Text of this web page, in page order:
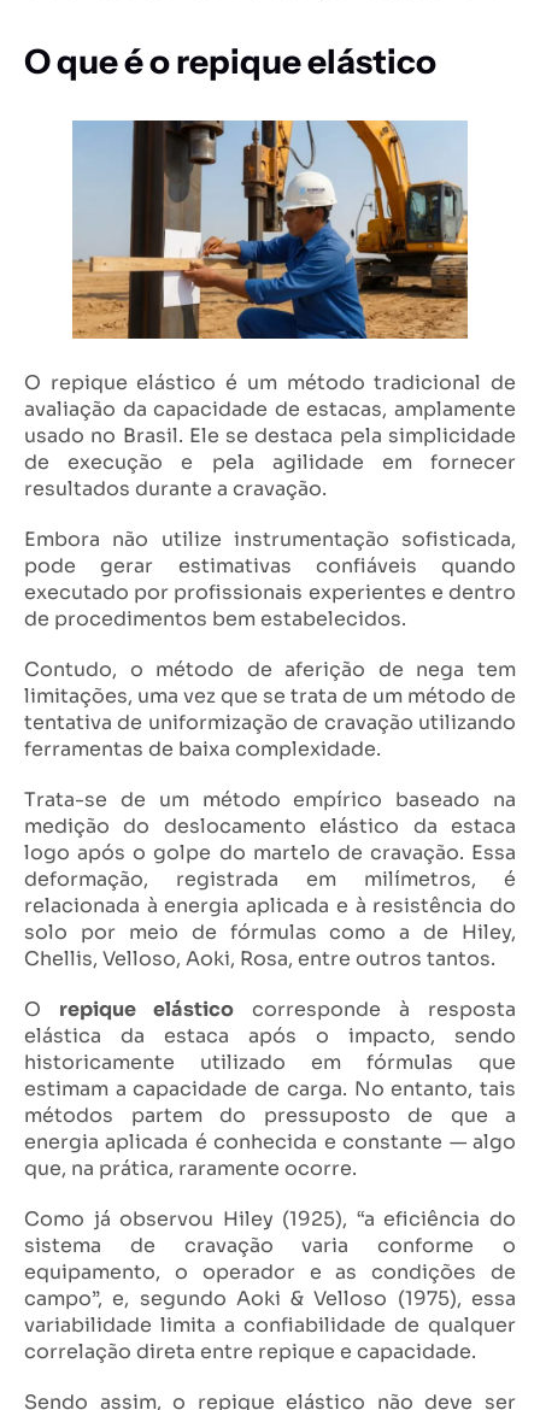
O que é o repique elástico
O repique elástico é um método tradicional de
avaliação da capacidade de estacas, amplamente
usado no Brasil. Ele se destaca pela simplicidade
de execução e pela agilidade em fornecer
resultados durante a cravação.
Embora não utilize instrumentação sofisticada,
pode gerar estimativas confiáveis quando
executado por profissionais experientes e dentro
de procedimentos bem estabelecidos.
Contudo, o método de aferição de nega tem
limitações, uma vez que se trata de um método de
tentativa de uniformização de cravação utilizando
ferramentas de baixa complexidade.
Trata-se de um método empírico baseado na
medição do deslocamento elástico da estaca
logo após o golpe do martelo de cravação. Essa
deformação, registrada em milímetros, é
relacionada à energia aplicada e à resistência do
solo por meio de fórmulas como a de Hiley,
Chellis, Velloso, Aoki, Rosa, entre outros tantos.
O repique elástico corresponde à resposta
elástica da estaca após o impacto, sendo
historicamente utilizado em fórmulas que
estimam a capacidade de carga. No entanto, tais
métodos partem do pressuposto de que a
energia aplicada é conhecida e constante — algo
que, na prática, raramente ocorre.
Como já observou Hiley (1925), “a eficiência do
sistema de cravação varia conforme o
equipamento, o operador e as condições de
campo”, e, segundo Aoki & Velloso (1975), essa
variabilidade limita a confiabilidade de qualquer
correlação direta entre repique e capacidade.
Sendo assim, o repique elástico não deve ser